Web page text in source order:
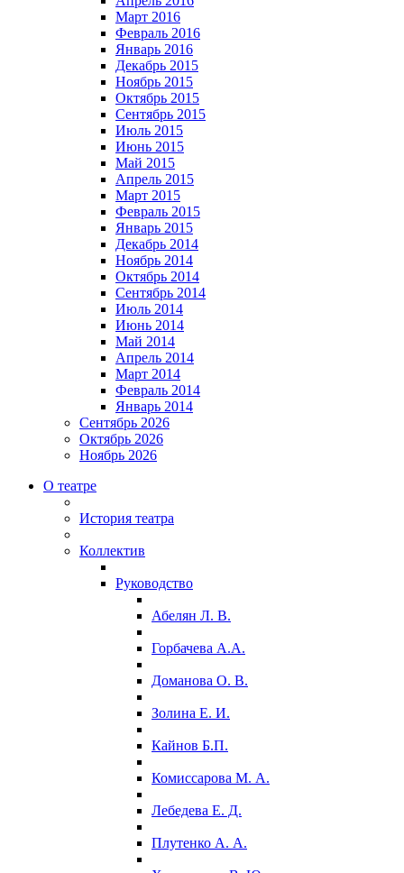
Март 2016
Февраль 2016
Январь 2016
Декабрь 2015
Ноябрь 2015
Октябрь 2015
Сентябрь 2015
Июль 2015
Июнь 2015
Май 2015
Апрель 2015
Март 2015
Февраль 2015
Январь 2015
Декабрь 2014
Ноябрь 2014
Октябрь 2014
Сентябрь 2014
Июль 2014
Июнь 2014
Май 2014
Апрель 2014
Март 2014
Февраль 2014
Январь 2014
Сентябрь 2026
Октябрь 2026
Ноябрь 2026
О театре
История театра
Коллектив
Руководство
Абелян Л. В.
Горбачева А.А.
Доманова О. В.
Золина Е. И.
Кайнов Б.П.
Комиссарова М. А.
Лебедева Е. Д.
Плутенко А. А.